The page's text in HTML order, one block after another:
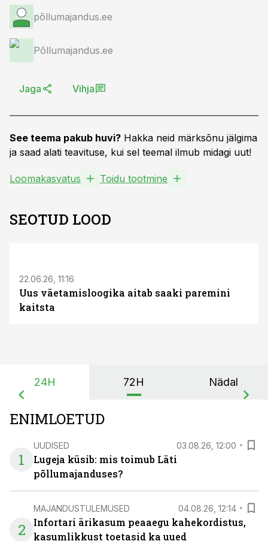
põllumajandus.ee
Põllumajandus.ee
Jaga Vihja
See teema pakub huvi? Hakka neid märksõnu jälgima
ja saad alati teavituse, kui sel teemal ilmub midagi uut!
Loomakasvatus Toidu tootmine
SEOTUD LOOD
22.06.26, 11:16
Uus väetamisloogika aitab saaki paremini
kaitsta
24H 72H Nädal
ENIMLOETUD
1
UUDISED 03.08.26, 12:00
Lugeja küsib: mis toimub Läti
põllumajanduses?
2
MAJANDUSTULEMUSED 04.08.26, 12:14
Infortari ärikasum peaaegu kahekordistus,
kasumlikkust toetasid ka uued